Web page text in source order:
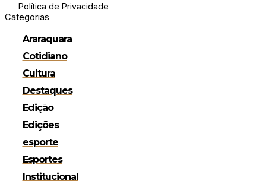
Política de Privacidade
Categorias
Araraquara
Cotidiano
Cultura
Destaques
Edição
Edições
esporte
Esportes
Institucional